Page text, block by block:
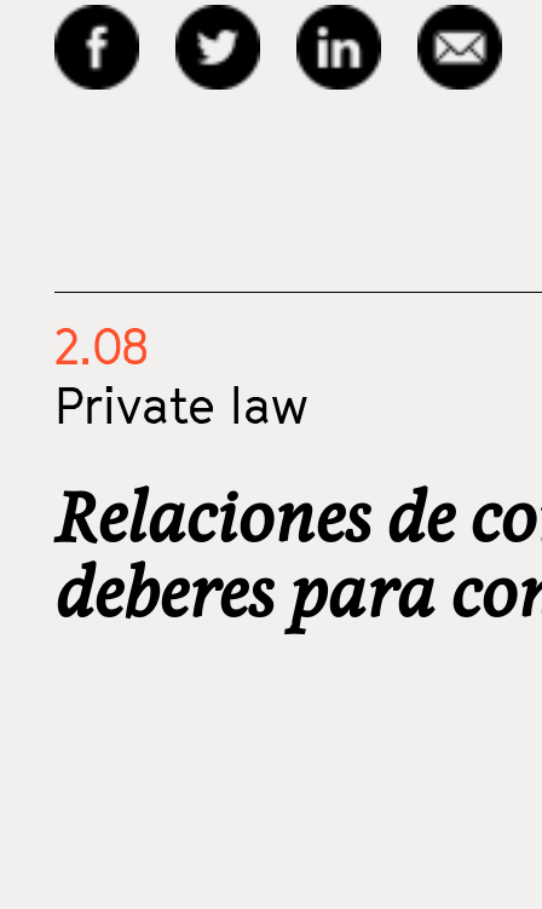
2.08
Private law
Relaciones de
deberes para